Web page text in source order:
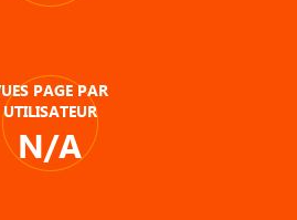
PAGE PAR
UTILISATEUR
N/A